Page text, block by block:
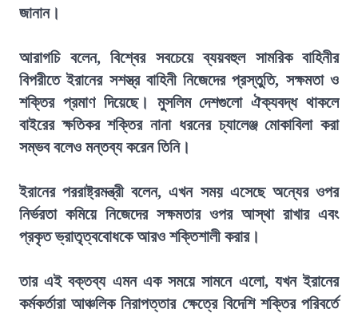
জানান।
আরাগচি বলেন, বিশ্বের সবচেয়ে ব্যয়বহুল সামরিক বাহিনীর
বিপরীতে ইরানের সশস্ত্র বাহিনী নিজেদের প্রস্তুতি, সক্ষমতা ও
শক্তির প্রমাণ দিয়েছে। মুসলিম দেশগুলো ঐক্যবদ্ধ থাকলে
বাইরের ক্ষতিকর শক্তির নানা ধরনের চ্যালেঞ্জ মোকাবিলা করা
সম্ভব বলেও মন্তব্য করেন তিনি।
ইরানের পররাষ্ট্রমন্ত্রী বলেন, এখন সময় এসেছে অন্যের ওপর
নির্ভরতা কমিয়ে নিজেদের সক্ষমতার ওপর আস্থা রাখার এবং
প্রকৃত ভ্রাতৃত্ববোধকে আরও শক্তিশালী করার।
তার এই বক্তব্য এমন এক সময়ে সামনে এলো, যখন ইরানের
কর্মকর্তারা আঞ্চলিক নিরাপত্তার ক্ষেত্রে বিদেশি শক্তির পরিবর্তে